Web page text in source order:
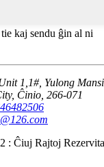
kaj sendu ĝin al ni
1,1#, Yulong
Ĉinio, 266-071
: Ĉiuj Rajtoj